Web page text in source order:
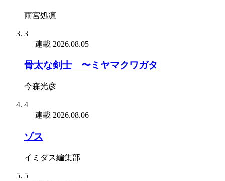
雨宮処凛
3
連載 2026.08.05
骨太な剣士 〜ミヤマクワガタ
今森光彦
4
連載 2026.08.06
ゾス
イミダス編集部
5